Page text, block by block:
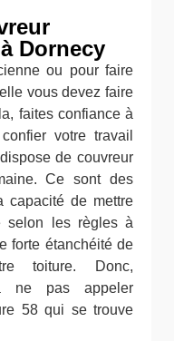
Dornecy
ou pour faire
vous devez faire
faites confiance à
votre travail
de couvreur
Ce sont des
capacité de mettre
selon les règles à
forte étanchéité de
toiture. Donc,
à ne pas appeler
58 qui se trouve